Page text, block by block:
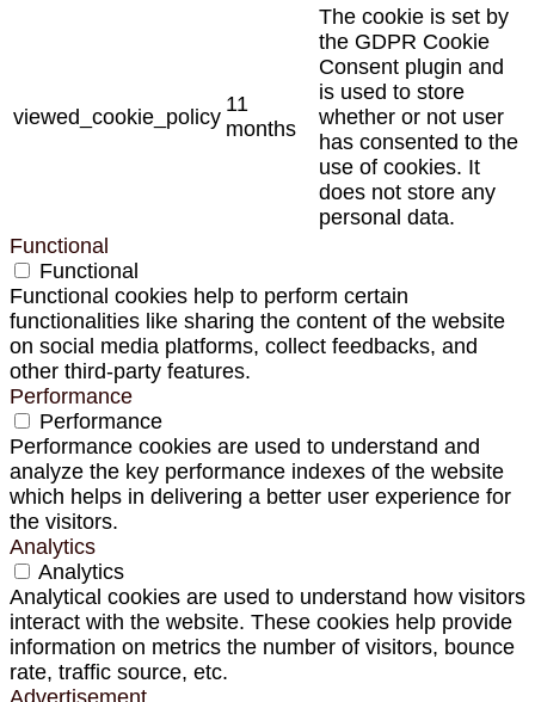
viewed_cookie_policy
11
months
The cookie is set by
the GDPR Cookie
Consent plugin and
is used to store
whether or not user
has consented to the
use of cookies. It
does not store any
personal data.
Functional
Functional
Functional cookies help to perform certain
functionalities like sharing the content of the website
on social media platforms, collect feedbacks, and
other third-party features.
Performance
Performance
Performance cookies are used to understand and
analyze the key performance indexes of the website
which helps in delivering a better user experience for
the visitors.
Analytics
Analytics
Analytical cookies are used to understand how visitors
interact with the website. These cookies help provide
information on metrics the number of visitors, bounce
rate, traffic source, etc.
Advertisement